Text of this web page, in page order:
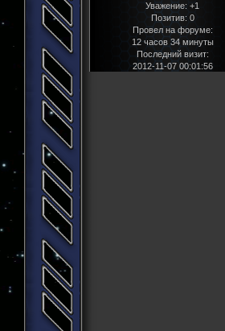
Уважение: +1
Позитив: 0
Провел на форуме:
12 часов 34 минуты
Последний визит:
2012-11-07 00:01:56